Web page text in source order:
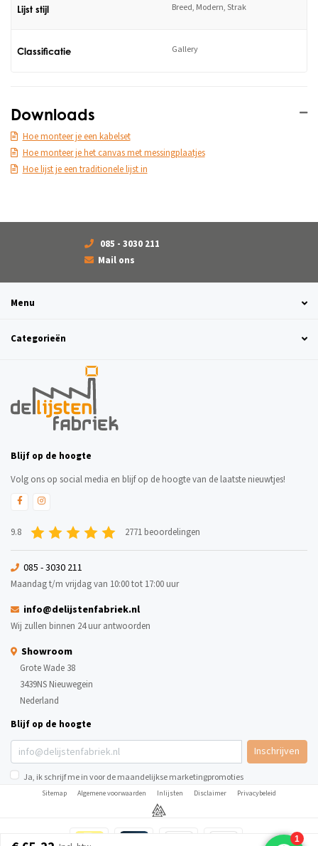
Lijst stijl Breed, Modern, Strak
Classificatie Gallery
Downloads
Hoe monteer je een kabelset
Hoe monteer je het canvas met messingplaatjes
Hoe lijst je een traditionele lijst in
085 - 3030 211
Mail ons
Menu
Categorieën
Blijf op de hoogte
Volg ons op social media en blijf op de hoogte van de laatste nieuwtjes!
9.8 2771 beoordelingen
085 - 3030 211
Maandag t/m vrijdag van 10:00 tot 17:00 uur
info@delijstenfabriek.nl
Wij zullen binnen 24 uur antwoorden
Showroom
Grote Wade 38
3439NS Nieuwegein
Nederland
Blijf op de hoogte
Inschrijven
Ja, ik schrijf me in voor de maandelijkse marketingpromoties
Sitemap Algemene voorwaarden Inlijsten Disclaimer Privacybeleid